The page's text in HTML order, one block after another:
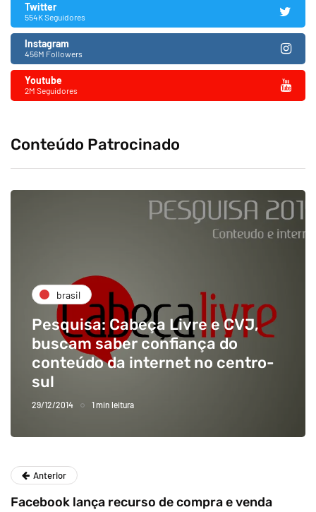
Twitter
554K Seguidores
Instagram
456M Followers
Youtube
2M Seguidores
Conteúdo Patrocinado
brasil
Pesquisa: Cabeça Livre e CVJ,
buscam saber confiança do
conteúdo da internet no centro-
sul
29/12/2014 1 min leitura
Anterior
Facebook lança recurso de compra e venda